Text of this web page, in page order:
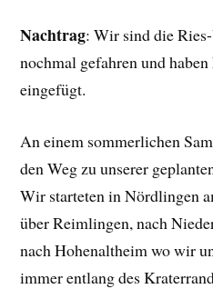
Nachtrag: Wir sind die
nochmal gefahren und
eingefügt.
An einem sommerlichen
den Weg zu unserer
Wir starteten in Nördlingen
über Reimlingen, nach
nach Hohenaltheim wo wir
immer entlang des